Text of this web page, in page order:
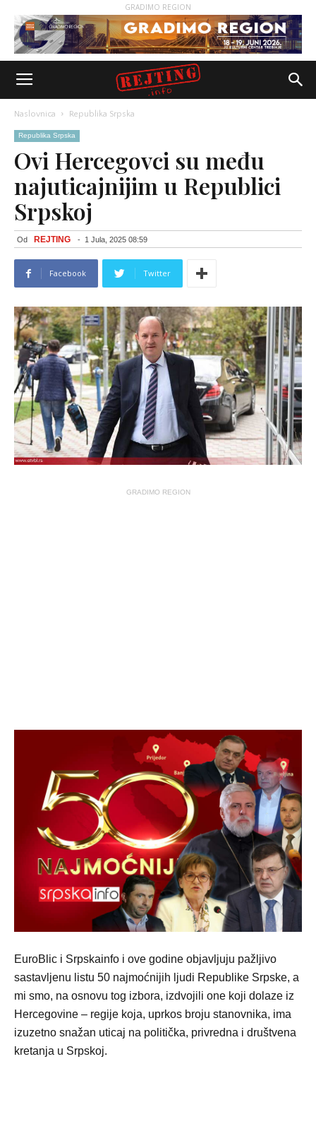
GRADIMO REGION
Naslovnica Republika Srpska
Republika Srpska
Ovi Hercegovci su među
najuticajnijim u Republici
Srpskoj
Od REJTING - 1 Jula, 2025 08:59
Facebook Twitter
GRADIMO REGION
EuroBlic i Srpskainfo i ove godine objavljuju pažljivo
sastavljenu listu 50 najmoćnijih ljudi Republike Srpske, a
mi smo, na osnovu tog izbora, izdvojili one koji dolaze iz
Hercegovine – regije koja, uprkos broju stanovnika, ima
izuzetno snažan uticaj na politička, privredna i društvena
kretanja u Srpskoj.